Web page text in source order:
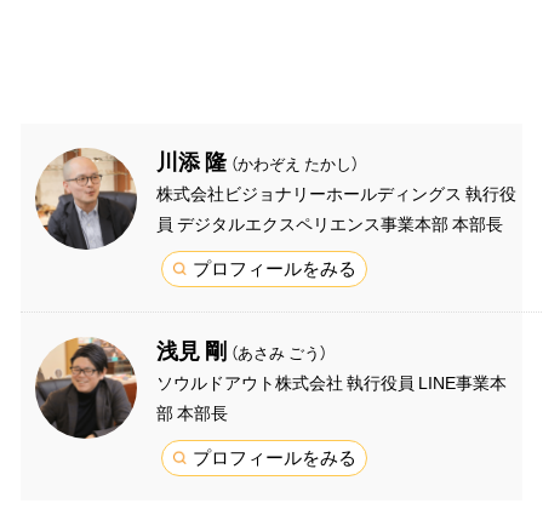
川添 隆 （かわぞえ たかし）
株式会社ビジョナリーホールディングス 執行役
員 デジタルエクスペリエンス事業本部 本部長
プロフィールをみる
浅見 剛 （あさみ ごう）
ソウルドアウト株式会社 執行役員 LINE事業本
部 本部長
プロフィールをみる